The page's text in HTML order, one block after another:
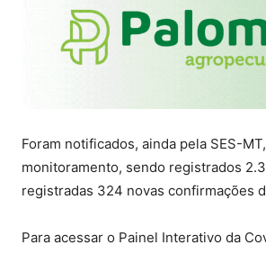
Foram notificados, ainda pela SES-
monitoramento, sendo registrados
registradas 324 novas confirmações
Para acessar o Painel Interativo da